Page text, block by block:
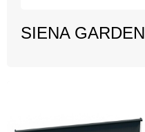
SIENA GARDEN